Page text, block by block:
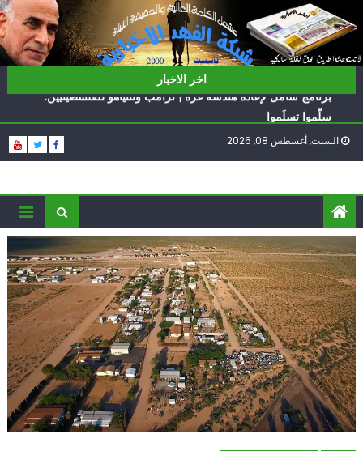
to
content
اخر الاخبار
ناشطة أمريكية يهودية تدعو الدول العربية لوقف التطبيع
أيّ تحدّيات يواجهها حزب الله؟
برنامج شامل لإعادة هندسة غزّة | ترامب ونتنياهو للفلسطينيين:
سلّموا تسلَموا
الغرب يدفن اتفاقاً وُلد ميتاً | إيران تحت العقوبات: جاهزون
للمواجهة
فؤاد شكر… «راوي» المقاومة
أيّ تحدّيات يواجهها حزب الله؟
السبت, أغسطس 08, 2026